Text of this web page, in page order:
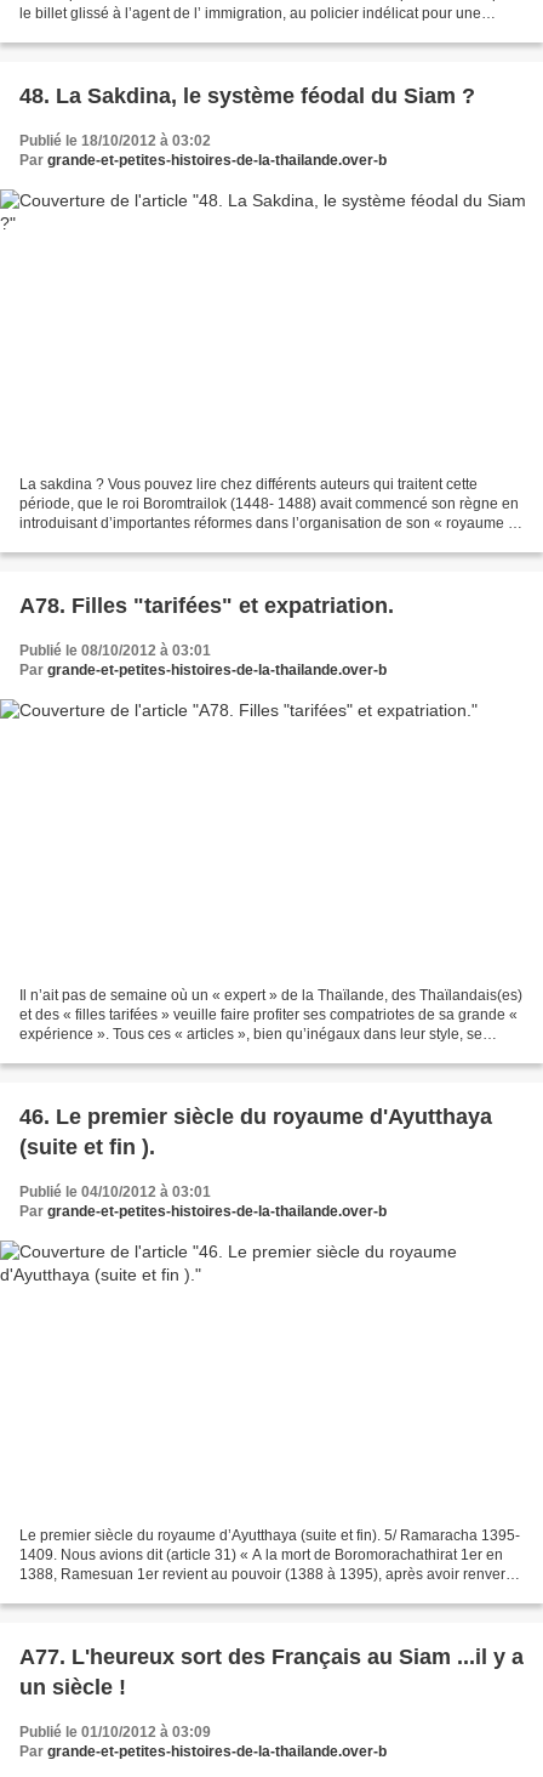
le billet glissé à l’agent de l’ immigration, au policier indélicat pour une
48. La Sakdina, le système féodal du Siam ?
Publié le 18/10/2012 à 03:02
Par grande-et-petites-histoires-de-la-thailande.over-b
La sakdina ? Vous pouvez lire chez différents auteurs qui traitent cette
période, que le roi Boromtrailok (1448- 1488) avait commencé son règne en
introduisant d’importantes réformes dans l’organisation de son « royaume »,
A78. Filles "tarifées" et expatriation.
Publié le 08/10/2012 à 03:01
Par grande-et-petites-histoires-de-la-thailande.over-b
Il n’ait pas de semaine où un « expert » de la Thaïlande, des Thaïlandais(es)
et des « filles tarifées » veuille faire profiter ses compatriotes de sa grande «
expérience ». Tous ces « articles », bien qu’inégaux dans leur style, se
46. Le premier siècle du royaume d'Ayutthaya
(suite et fin ).
Publié le 04/10/2012 à 03:01
Par grande-et-petites-histoires-de-la-thailande.over-b
Le premier siècle du royaume d’Ayutthaya (suite et fin). 5/ Ramaracha 1395-
1409. Nous avions dit (article 31) « A la mort de Boromorachathirat 1er en
1388, Ramesuan 1er revient au pouvoir (1388 à 1395), après avoir renversé
A77. L'heureux sort des Français au Siam ...il y a
un siècle !
Publié le 01/10/2012 à 03:09
Par grande-et-petites-histoires-de-la-thailande.over-b